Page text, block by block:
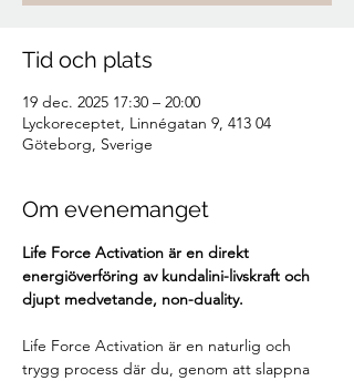
Tid och plats
19 dec. 2025 17:30 – 20:00
Lyckoreceptet, Linnégatan 9, 413 04
Göteborg, Sverige
Om evenemanget
Life Force Activation är en direkt
energiöverföring av kundalini-livskraft och
djupt medvetande, non-duality.
Life Force Activation är en naturlig och
trygg process där du, genom att slappna